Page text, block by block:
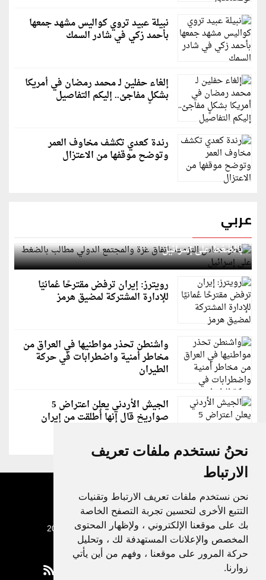
نحنُ نستخدم ملفات تعريف
الارتباط
نحن نستخدم ملفات تعريف الارتباط وتقنيات
التتبع الأخرى لتحسين تجربة التصفح الخاصة
بك على موقعنا الإلكتروني ، ولإظهار المحتوى
المخصص والإعلانات المستهدفة لك ، وتحليل
حركة المرور على موقعنا ، وفهم من أين يأتي
زوارنا.
نبيلة عبيد تروي كواليس مشهد جمعها
بأحمد زكي في شادر السمك
إلغاء حفلين لـ محمد رمضان في أمريكا
بشكلٍ مفاجئ.. إليكم التفاصيل
رندة كعدي تكشف مخاوف العمر
وتوضح موقفها من الاعتزال
عربي
قطر: حماس التزمت باتفاق غزة والمجتمع الدولي مطالب
بالضغط على إسرائيل
رويترز: إيران ترفض مقترحًا عُمانيًا
للإدارة المشتركة لمضيق هرمز
واشنطن تحذر مواطنيها في العراق من
مخاطر أمنية واضطرابات في حركة
الطيران
الجيش الأردني يعلن اعتراض 5
صواريخ قال إنها أُطلقت من إيران
جميع الحقوق محفوظة لدنيا الوطن © 2003 - 2022